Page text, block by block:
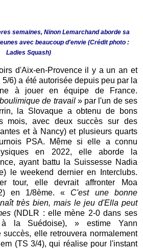
semaines, Ninon Lemarchand aborde sa
avec beaucoup d'envie (Crédit photo :
Ladies Squash)
d'Aix-en-Provence il y a un an et
5/6) a été autorisée depuis peu par la
à jouer en équipe de France.
boulimique de travail » par l'un de ses
la Slovaque a obtenu de bons
mois, avec deux succès sur des
et à Nancy) et plusieurs quarts
PSA. Même si elle a connu
en 2022, elle aborde la
ayant battu la Suissesse Nadia
le weekend dernier en Interclubs.
tour, elle devrait affronter Moa
en 1/8ème. « C'est une bonne
très bien, mais le jeu d'Ella peut
(NDLR : elle mène 2-0 dans ses
à la Suédoise), » estime Yann
elle retrouvera normalement
(TS 3/4), qui réalise pour l'instant